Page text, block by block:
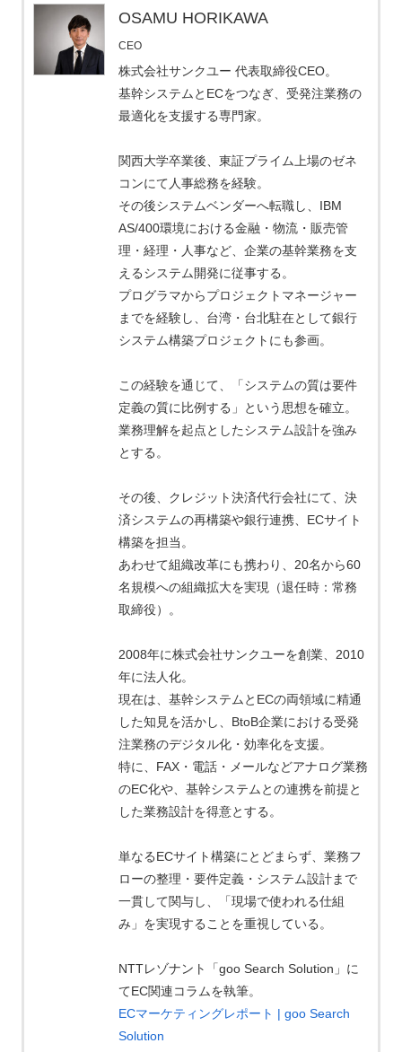
OSAMU HORIKAWA
CEO
株式会社サンクユー 代表取締役CEO。
基幹システムとECをつなぎ、受発注業務の
最適化を支援する専門家。
関西大学卒業後、東証プライム上場のゼネ
コンにて人事総務を経験。
その後システムベンダーへ転職し、IBM
AS/400環境における金融・物流・販売管
理・経理・人事など、企業の基幹業務を支
えるシステム開発に従事する。
プログラマからプロジェクトマネージャー
までを経験し、台湾・台北駐在として銀行
システム構築プロジェクトにも参画。
この経験を通じて、「システムの質は要件
定義の質に比例する」という思想を確立。
業務理解を起点としたシステム設計を強み
とする。
その後、クレジット決済代行会社にて、決
済システムの再構築や銀行連携、ECサイト
構築を担当。
あわせて組織改革にも携わり、20名から60
名規模への組織拡大を実現（退任時：常務
取締役）。
2008年に株式会社サンクユーを創業、2010
年に法人化。
現在は、基幹システムとECの両領域に精通
した知見を活かし、BtoB企業における受発
注業務のデジタル化・効率化を支援。
特に、FAX・電話・メールなどアナログ業務
のEC化や、基幹システムとの連携を前提と
した業務設計を得意とする。
単なるECサイト構築にとどまらず、業務フ
ローの整理・要件定義・システム設計まで
一貫して関与し、「現場で使われる仕組
み」を実現することを重視している。
NTTレゾナント「goo Search Solution」に
てEC関連コラムを執筆。
ECマーケティングレポート | goo Search
Solution